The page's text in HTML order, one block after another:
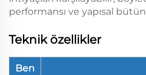
performansı ve yapısal
Teknik özellikler
Ben